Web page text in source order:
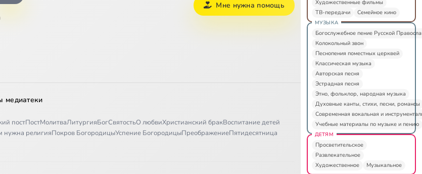
Мне нужна помощь
медиатеки
постПостМолитваЛитургияБогСвятостьО любвиХристианский бракВоспитание детей
нужна религияПокров БогородицыУспение БогородицыПреображениеПятидесятница
Художественные фильмы
ТВ-передачи
Семейное кино
МУЗЫКА
Богослужебное пение Русской
Колокольный звон
Песнопения поместных церквей
Классическая музыка
Авторская песня
Эстрадная песня
Этно, фольклор, народная музыка
Духовные канты, стихи, песни, романсы
Современная вокальная и
Учебные материалы по музыке и пению
ДЕТЯМ
Просветительское
Развлекательное
Художественное
Музыкальное